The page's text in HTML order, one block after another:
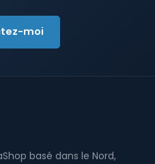
moi
basé dans le Nord,